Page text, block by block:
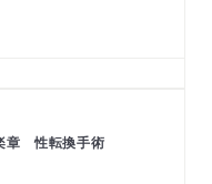
章 性転換手術